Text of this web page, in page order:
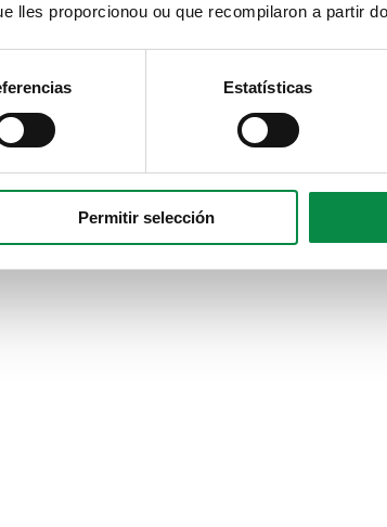
lles proporcionou ou que recompilaron a partir
Estatísticas
Permitir selección